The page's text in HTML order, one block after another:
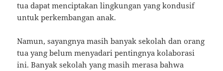
tua dapat menciptakan lingkungan yang kondusif
untuk perkembangan anak.
Namun, sayangnya masih banyak sekolah dan orang
tua yang belum menyadari pentingnya kolaborasi
ini. Banyak sekolah yang masih merasa bahwa